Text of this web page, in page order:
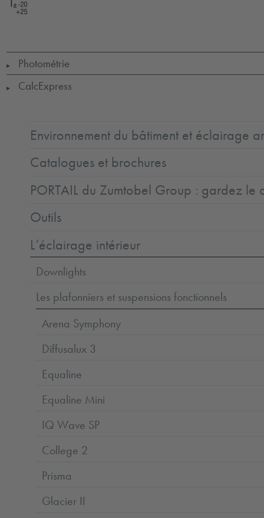
+25
▶ Photométrie
▶ CalcExpress
Environnement du bâtiment et éclairage
Catalogues et brochures
PORTAIL du Zumtobel Group : gardez le
Outils
L’éclairage intérieur
Downlights
Les plafonniers et suspensions fonctionnels
Arena Symphony
Diffusalux 3
Equaline
Equaline Mini
IQ Wave SP
College 2
Prisma
Glacier II